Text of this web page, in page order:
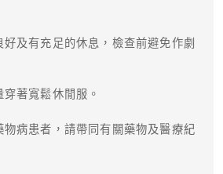
及有充足的休息，檢查前避免作劇
著寬鬆休閒服。
病患者，請帶同有關藥物及醫療紀